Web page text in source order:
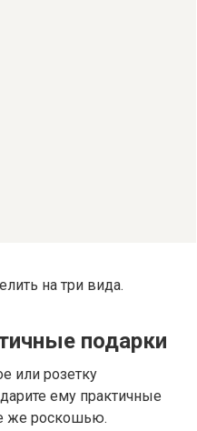
на три вида.
подарки
или розетку
ему практичные
же роскошью.